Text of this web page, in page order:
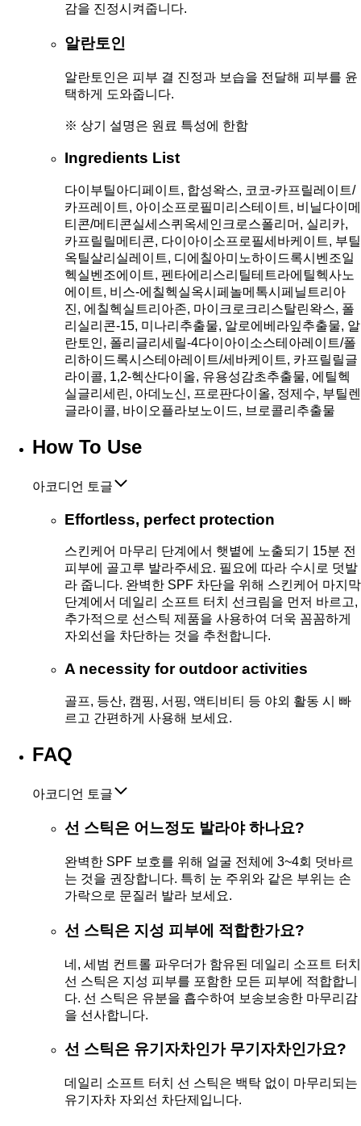
감을 진정시켜줍니다.
알란토인
알란토인은 피부 결 진정과 보습을 전달해 피부를 윤
택하게 도와줍니다.
※ 상기 설명은 원료 특성에 한함
Ingredients List
다이부틸아디페이트, 합성왁스, 코코-카프릴레이트/
카프레이트, 아이소프로필미리스테이트, 비닐다이메
티콘/메티콘실세스퀴옥세인크로스폴리머, 실리카,
카프릴릴메티콘, 다이아이소프로필세바케이트, 부틸
옥틸살리실레이트, 디에칠아미노하이드록시벤조일
헥실벤조에이트, 펜타에리스리틸테트라에틸헥사노
에이트, 비스-에칠헥실옥시페놀메톡시페닐트리아
진, 에칠헥실트리아존, 마이크로크리스탈린왁스, 폴
리실리콘-15, 미나리추출물, 알로에베라잎추출물, 알
란토인, 폴리글리세릴-4다이아이소스테아레이트/폴
리하이드록시스테아레이트/세바케이트, 카프릴릴글
라이콜, 1,2-헥산다이올, 유용성감초추출물, 에틸헥
실글리세린, 아데노신, 프로판다이올, 정제수, 부틸렌
글라이콜, 바이오플라보노이드, 브로콜리추출물
How To Use
아코디언 토글
Effortless, perfect protection
스킨케어 마무리 단계에서 햇볕에 노출되기 15분 전
피부에 골고루 발라주세요. 필요에 따라 수시로 덧발
라 줍니다. 완벽한 SPF 차단을 위해 스킨케어 마지막
단계에서 데일리 소프트 터치 선크림을 먼저 바르고,
추가적으로 선스틱 제품을 사용하여 더욱 꼼꼼하게
자외선을 차단하는 것을 추천합니다.
A necessity for outdoor activities
골프, 등산, 캠핑, 서핑, 액티비티 등 야외 활동 시 빠
르고 간편하게 사용해 보세요.
FAQ
아코디언 토글
선 스틱은 어느정도 발라야 하나요?
완벽한 SPF 보호를 위해 얼굴 전체에 3~4회 덧바르
는 것을 권장합니다. 특히 눈 주위와 같은 부위는 손
가락으로 문질러 발라 보세요.
선 스틱은 지성 피부에 적합한가요?
네, 세범 컨트롤 파우더가 함유된 데일리 소프트 터치
선 스틱은 지성 피부를 포함한 모든 피부에 적합합니
다. 선 스틱은 유분을 흡수하여 보송보송한 마무리감
을 선사합니다.
선 스틱은 유기자차인가 무기자차인가요?
데일리 소프트 터치 선 스틱은 백탁 없이 마무리되는
유기자차 자외선 차단제입니다.